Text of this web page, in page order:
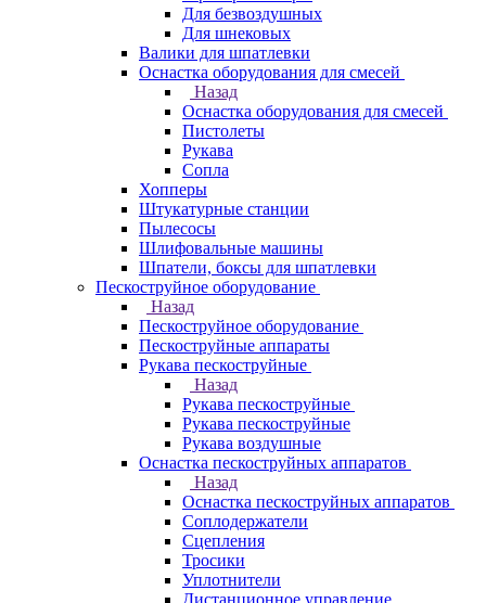
Для безвоздушных
Для шнековых
Валики для шпатлевки
Оснастка оборудования для смесей
Назад
Оснастка оборудования для смесей
Пистолеты
Рукава
Сопла
Хопперы
Штукатурные станции
Пылесосы
Шлифовальные машины
Шпатели, боксы для шпатлевки
Пескоструйное оборудование
Назад
Пескоструйное оборудование
Пескоструйные аппараты
Рукава пескоструйные
Назад
Рукава пескоструйные
Рукава пескоструйные
Рукава воздушные
Оснастка пескоструйных аппаратов
Назад
Оснастка пескоструйных аппаратов
Соплодержатели
Сцепления
Тросики
Уплотнители
Дистанционное управление